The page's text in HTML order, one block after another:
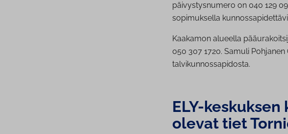
päivystysnumero on 040 129
sopimuksella
Kaakamon alueella
050 307 1720. Samuli Pohjanen
talvikunnossapidosta.
ELY-
olevat tiet